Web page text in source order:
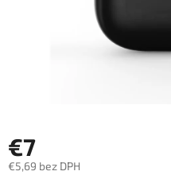
€7
€5,69 bez DPH